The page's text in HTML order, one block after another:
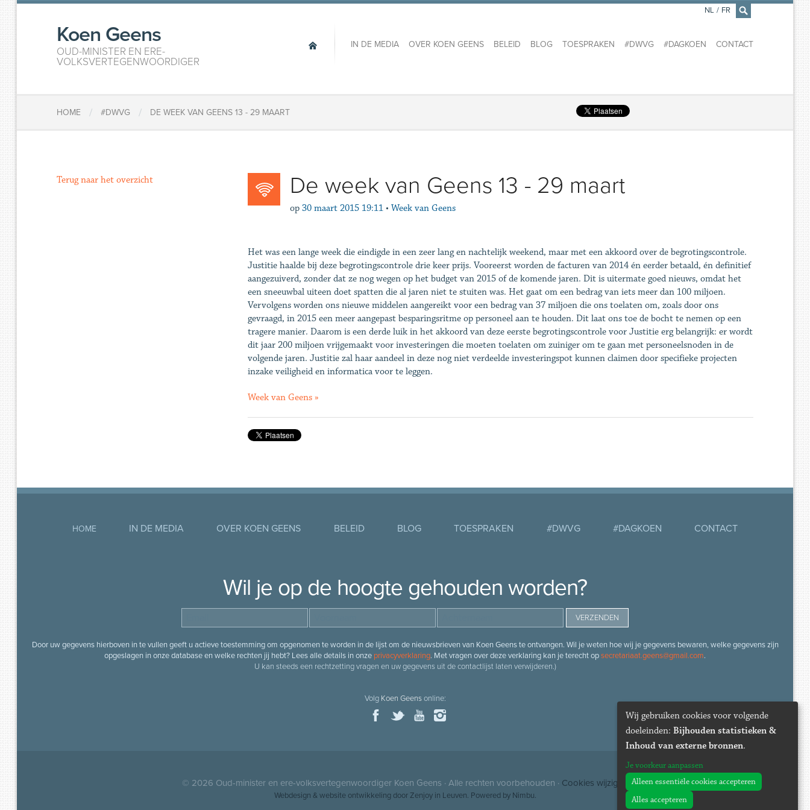
×
Koen Geens
OUD-MINISTER EN ERE-
VOLKSVERTEGENWOORDIGER
IN DE MEDIA OVER KOEN GEENS BELEID BLOG TOESPRAKEN #DWVG #DAGKOEN CONTACT
NL / FR
HOME / #DWVG / DE WEEK VAN GEENS 13 - 29 MAART
De week van Geens 13 - 29 maart
op 30 maart 2015 19:11 • Week van Geens
Het was een lange week die eindigde in een zeer lang en nachtelijk weekend, maar met een akkoord over de begrotingscontrole.
Justitie haalde bij deze begrotingscontrole drie keer prijs. Vooreerst worden de facturen van 2014 én eerder betaald, én definitief
aangezuiverd, zonder dat ze nog wegen op het budget van 2015 of de komende jaren. Dit is uitermate goed nieuws, omdat het
een sneeuwbal uiteen doet spatten die al jaren niet te stuiten was. Het gaat om een bedrag van iets meer dan 100 miljoen.
Vervolgens worden ons nieuwe middelen aangereikt voor een bedrag van 37 miljoen die ons toelaten om, zoals door ons
gevraagd, in 2015 een meer aangepast besparingsritme op personeel aan te houden. Dit laat ons toe de bocht te nemen op een
tragere manier. Daarom is een derde luik in het akkoord van deze eerste begrotingscontrole voor Justitie erg belangrijk: er wordt
dit jaar 200 miljoen vrijgemaakt voor investeringen die moeten toelaten om zuiniger om te gaan met personeelsnoden in de
volgende jaren. Justitie zal haar aandeel in deze nog niet verdeelde investeringspot kunnen claimen door specifieke projecten
inzake veiligheid en informatica voor te leggen.
Week van Geens »
Terug naar het overzicht
HOME IN DE MEDIA OVER KOEN GEENS BELEID BLOG TOESPRAKEN #DWVG #DAGKOEN CONTACT
Wil je op de hoogte gehouden worden?
Door uw gegevens hierboven in te vullen geeft u actieve toestemming om opgenomen te worden in de lijst om de nieuwsbrieven van Koen Geens te ontvangen. Wil je weten hoe wij je gegevens bewaren, welke gegevens zijn
opgeslagen in onze database en welke rechten jij hebt? Lees alle details in onze privacyverklaring. Met vragen over deze verklaring kan je terecht opsecretariaat.geens@gmail.com.
U kan steeds een rechtzetting vragen en uw gegevens uit de contactlijst laten verwijderen.)
Volg Koen Geensonline:
© 2026 Oud-minister en ere-volksvertegenwoordiger Koen Geens · Alle rechten voorbehouden · Cookies wijzigen
Webdesign &website ontwikkelingdoor Zenjoy in Leuven. Powered by Nimbu.
Wij gebruiken cookies voor volgende
doeleinden: Bijhouden statistieken &
Inhoud van externe bronnen.
Je voorkeur aanpassen
Alleen essentiële cookies accepteren
Alles accepteren